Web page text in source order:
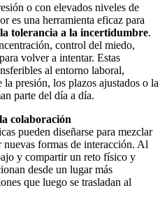
o con elevados niveles de
es una herramienta eficaz para
tolerancia a la incertidumbre.
control del miedo,
volver a intentar. Estas
al entorno laboral,
la presión, los plazos ajustados o la
parte del día a día.
colaboración
pueden diseñarse para mezclar
formas de interacción. Al
y compartir un reto físico y
desde un lugar más
que luego se trasladan al